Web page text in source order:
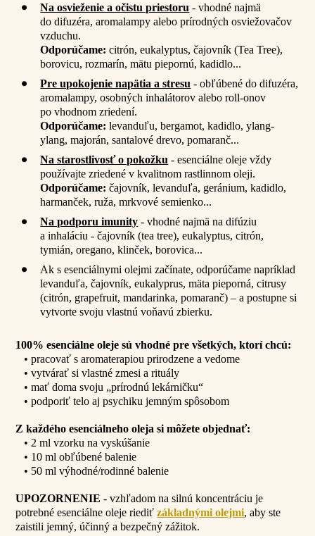
Na osvieženie a očistu priestoru - vhodné najmä
do difuzéra, aromalampy alebo prírodných osviežovačov
vzduchu.
Odporúčame: citrón, eukalyptus, čajovník (Tea Tree),
borovicu, rozmarín, mätu piepornú, kadidlo...
Pre upokojenie napätia a stresu - obľúbené do difuzéra,
aromalampy, osobných inhalátorov alebo roll-onov
po vhodnom zriedení.
Odporúčame: levanduľu, bergamot, kadidlo, ylang-
ylang, majorán, santalové drevo, pomaranč...
Na starostlivosť o pokožku - esenciálne oleje vždy
používajte zriedené v kvalitnom rastlinnom oleji.
Odporúčame: čajovník, levanduľa, geránium, kadidlo,
harmanček, ruža, mrkvové semienko...
Na podporu imunity - vhodné najmä na difúziu
a inhaláciu -čajovník (tea tree),eukalyptus,citrón,
tymián,oregano,klinček,borovica...
Ak s esenciálnymi olejmi začínate, odporúčame napríklad
levanduľa, čajovník, eukalyprus, mäta pieporná, citrusy
(citrón, grapefruit, mandarinka, pomaranč) – a postupne si
vytvorte svoju vlastnú voňavú zbierku.
100% esenciálne oleje sú vhodné pre všetkých, ktorí chcú:
• pracovať s aromaterapiou prirodzene a vedome
• vytvárať si vlastné zmesi a rituály
•mať doma svoju „prírodnú lekárničku“
•podporiť telo aj psychiku jemným spôsobom
Z každého esenciálneho oleja si môžete objednať:
• 2 ml vzorku na vyskúšanie
• 10 ml obľúbené balenie
• 50 ml výhodné/rodinné balenie
UPOZORNENIE - vzhľadom na silnú koncentráciu je
potrebné esenciálne oleje riediťzákladnými olejmi, aby ste
zaistili jemný, účinný a bezpečný zážitok.